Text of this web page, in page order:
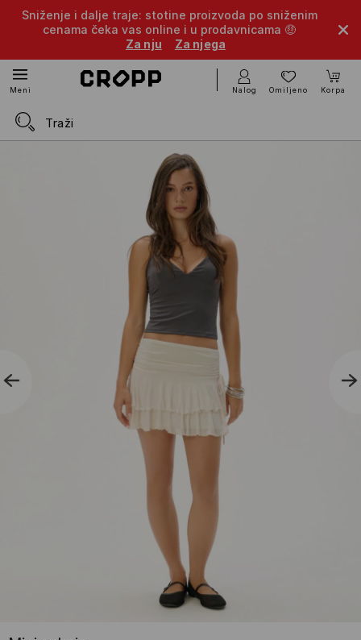
Sniženje i dalje traje: stotine proizvoda po sniženim
cenama čeka vas online i u prodavnicama 🤑
Za nju
Za njega
Meni Nalog Omiljeno Korpa